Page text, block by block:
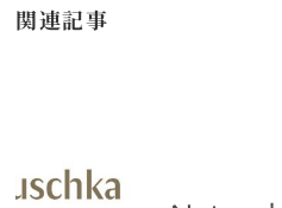
関連記事